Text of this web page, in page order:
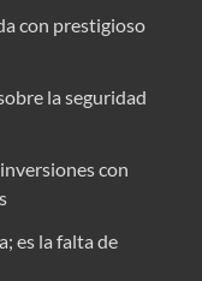
con prestigioso
la seguridad
con
es la falta de